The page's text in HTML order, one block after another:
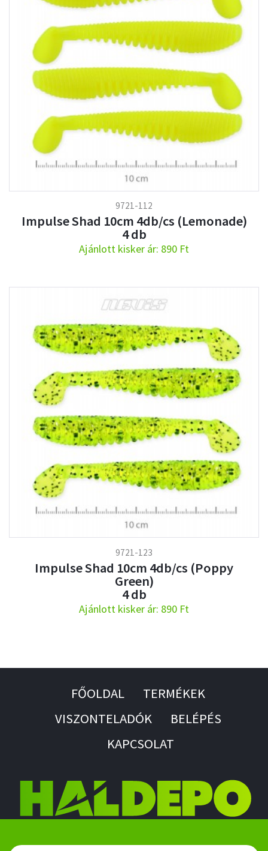
9721-112
Impulse Shad 10cm 4db/cs (Lemonade)
4 db
Ajánlott kisker ár: 890 Ft
9721-123
Impulse Shad 10cm 4db/cs (Poppy
Green)
4 db
Ajánlott kisker ár: 890 Ft
FŐOLDAL
TERMÉKEK
VISZONTELADÓK
BELÉPÉS
KAPCSOLAT